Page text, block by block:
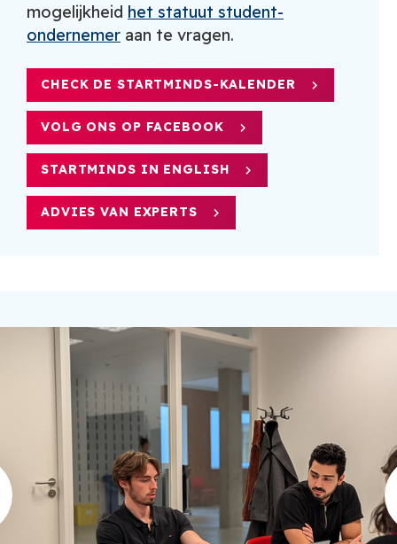
mogelijkheid het statuut student-
ondernemer aan te vragen.
CHECK DE STARTMINDS-KALENDER
VOLG ONS OP FACEBOOK
STARTMINDS IN ENGLISH
ADVIES VAN EXPERTS